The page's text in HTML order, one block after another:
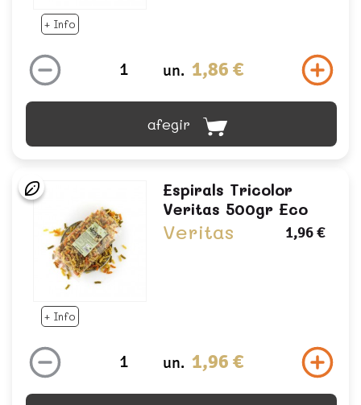
+ Info
un. 1,86 €
afegir
+ Info
Espirals Tricolor
Veritas 500gr Eco
Veritas 1,96 €
un. 1,96 €